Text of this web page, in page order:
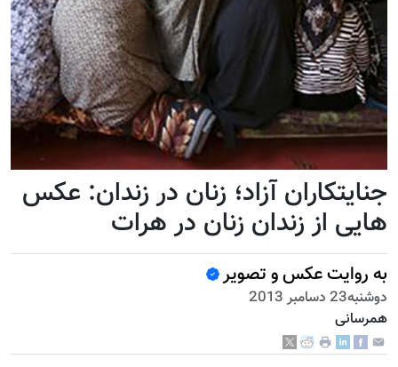
جنایتکاران آزاد؛ زنان در زندان: عکس
هایی از زندان زنان در هرات
به روایت عکس و تصویر
دوشنبه23 دسامبر 2013
همرسانی